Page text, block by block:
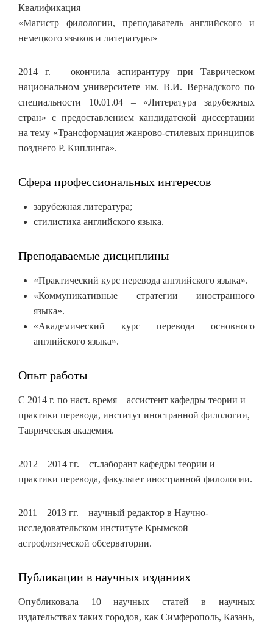
Квалификация —
«Магистр филологии, преподаватель английского и
немецкого языков и литературы»
2014 г. – окончила аспирантуру при Таврическом
национальном университете им. В.И. Вернадского по
специальности 10.01.04 – «Литература зарубежных
стран» с предоставлением кандидатской диссертации
на тему «Трансформация жанрово-стилевых принципов
позднего Р. Киплинга».
Сфера профессиональных интересов
зарубежная литература;
стилистика английского языка.
Преподаваемые дисциплины
«Практический курс перевода английского языка».
«Коммуникативные стратегии иностранного
языка».
«Академический курс перевода основного
английского языка».
Опыт работы
С 2014 г. по наст. время – ассистент кафедры теории и
практики перевода, институт иностранной филологии,
Таврическая академия.
2012 – 2014 гг. – ст.лаборант кафедры теории и
практики перевода, факультет иностранной филологии.
2011 – 2013 гг. – научный редактор в Научно-
исследовательском институте Крымской
астрофизической обсерватории.
Публикации в научных изданиях
Опубликовала 10 научных статей в научных
издательствах таких городов, как Симферополь, Казань,